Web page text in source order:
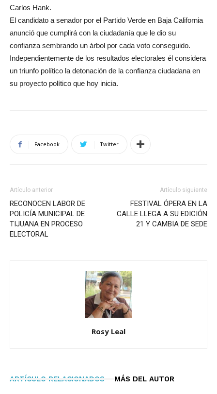
Carlos Hank.
El candidato a senador por el Partido Verde en Baja California
anunció que cumplirá con la ciudadanía que le dio su
confianza sembrando un árbol por cada voto conseguido.
Independientemente de los resultados electorales él considera
un triunfo político la detonación de la confianza ciudadana en
su proyecto político que hoy inicia.
Facebook Twitter
Artículo anterior
RECONOCEN LABOR DE
POLICÍA MUNICIPAL DE
TIJUANA EN PROCESO
ELECTORAL
Artículo siguiente
FESTIVAL ÓPERA EN LA
CALLE LLEGA A SU EDICIÓN
21 Y CAMBIA DE SEDE
Rosy Leal
ARTÍCULO RELACIONADOS MÁS DEL AUTOR